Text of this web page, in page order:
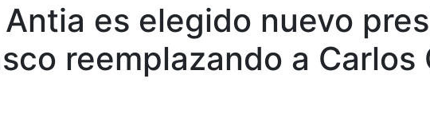
es elegido nuevo
reemplazando a Carlos